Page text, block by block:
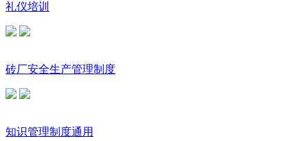
礼仪培训
砖厂安全生产管理制度
知识管理制度通用